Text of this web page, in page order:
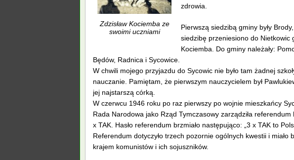
Zdzisław Kociemba ze
swoimi uczniami
zdrowia.
Pierwszą siedzibą gminy były
siedzibę przeniesiono do Nietkowic
Kociemba. Do gminy należały:
Będów, Radnica i Sycowice.
W chwili mojego przyjazdu do Sycowic nie było tam żadnej
nauczanie. Pamiętam, że pierwszym nauczycielem był
jej najstarszą córką.
W czerwcu 1946 roku po raz pierwszy po wojnie mieszkańcy
Rada Narodowa jako Rząd Tymczasowy zarządziła
x TAK. Hasło referendum brzmiało następująco: „3 x TAK to
Referendum dotyczyło trzech pozornie ogólnych kwestii i
krajem komunistów i ich sojuszników.